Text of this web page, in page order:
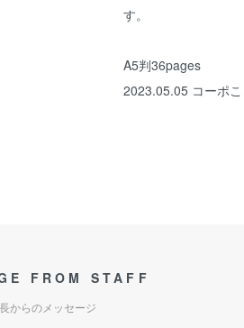
す。
A5判36pages
2023.05.05 コーポ
FROM STAFF
からのメッセージ